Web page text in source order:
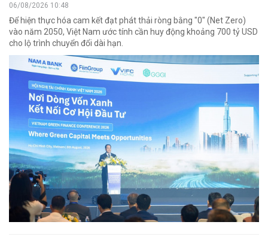
06/08/2026 10:48
Để hiện thực hóa cam kết đạt phát thải ròng bằng "0" (Net Zero)
vào năm 2050, Việt Nam ước tính cần huy động khoảng 700 tỷ USD
cho lộ trình chuyển đổi dài hạn.